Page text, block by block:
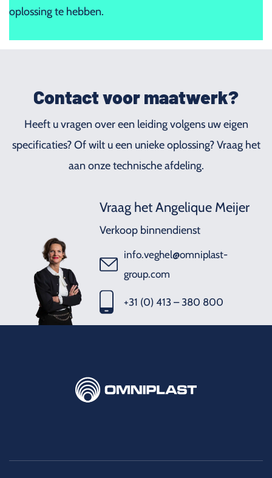
oplossing te hebben.
Contact voor maatwerk?
Heeft u vragen over een leiding volgens uw eigen
specificaties? Of wilt u een unieke oplossing? Vraag het
aan onze technische afdeling.
Vraag het Angelique Meijer
Verkoop binnendienst
info.veghel@omniplast-
group.com
+31 (0) 413 – 380 800